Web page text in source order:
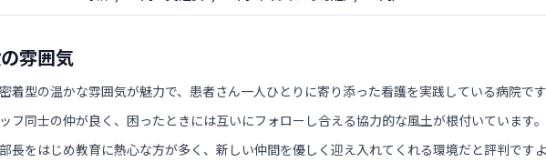
雰囲気
着型の温かな雰囲気が魅力で、患者さん一人ひとりに寄り添った看護を実践している病院です
フ同士の仲が良く、困ったときには互いにフォローし合える協力的な風土が根付いています。
長をはじめ教育に熱心な方が多く、新しい仲間を優しく迎え入れてくれる環境だと評判ですよ